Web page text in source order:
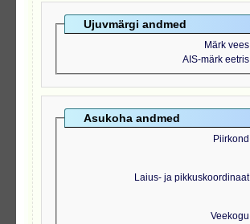
Ujuvmärgi andmed
Märk vees
AIS-märk eetris
Asukoha andmed
Piirkond
Laius- ja pikkuskoordinaat
Veekogu